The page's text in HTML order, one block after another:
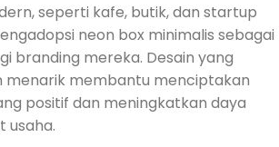
seperti kafe, butik, dan startup
neon box minimalis sebagai
branding mereka. Desain yang
menarik membantu menciptakan
positif dan meningkatkan daya
usaha.